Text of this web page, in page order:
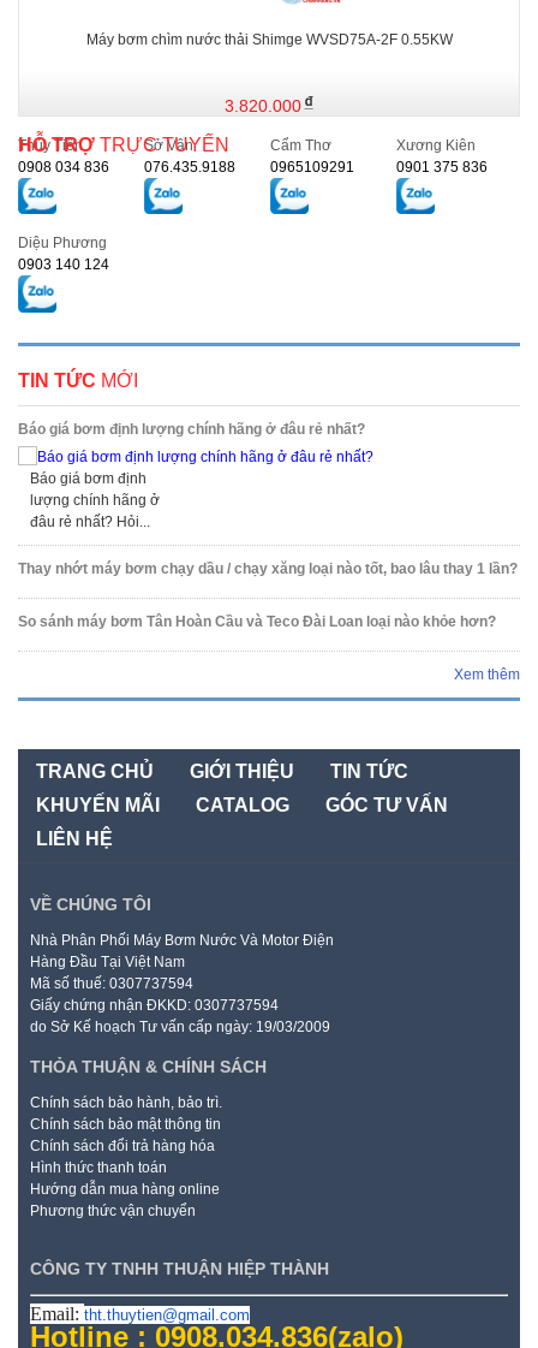
Máy bơm chìm nước thải Shimge WVSD75A-2F 0.55KW
3.820.000
HỖ TRỢ TRỰC TUYẾN
Thủy Tiên
0908 034 836
Sở Vân
076.435.9188
Cẩm Thơ
0965109291
Xương Kiên
0901 375 836
Diệu Phương
0903 140 124
TIN TỨC MỚI
Báo giá bơm định lượng chính hãng ở đâu rẻ nhất?
Báo giá bơm định
lượng chính hãng ở
đâu rẻ nhất? Hỏi...
Thay nhớt máy bơm chạy dầu / chạy xăng loại nào tốt, bao lâu thay 1 lần?
So sánh máy bơm Tân Hoàn Cầu và Teco Đài Loan loại nào khỏe hơn?
Xem thêm
TRANG CHỦ GIỚI THIỆU
TIN TỨC
KHUYẾN MÃI
CATALOG
GÓC TƯ VẤN
LIÊN HỆ
VỀ CHÚNG TÔI
Nhà Phân Phối Máy Bơm Nước Và Motor Điện
Hàng Đầu Tại Việt Nam
Mã số thuế: 0307737594
Giấy chứng nhận ĐKKD: 0307737594
do Sở Kế hoạch Tư vấn cấp ngày: 19/03/2009
THỎA THUẬN & CHÍNH SÁCH
Chính sách bảo hành, bảo trì.
Chính sách bảo mật thông tin
Chính sách đổi trả hàng hóa
Hình thức thanh toán
Hướng dẫn mua hàng online
Phương thức vận chuyển
CÔNG TY TNHH THUẬN HIỆP THÀNH
Email: tht.thuytien@gmail.com
Hotline : 0908.034.836(zalo)